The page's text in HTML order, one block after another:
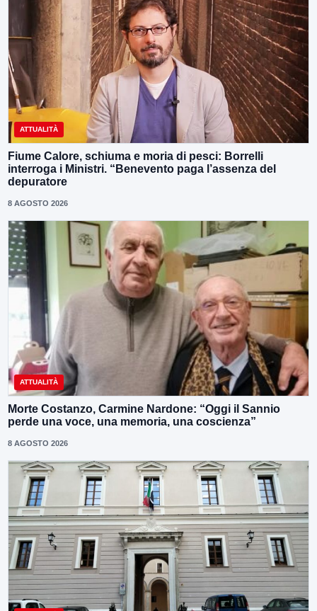
ATTUALITÀ
Fiume Calore, schiuma e moria di pesci: Borrelli
interroga i Ministri. “Benevento paga l’assenza del
depuratore
8 AGOSTO 2026
ATTUALITÀ
Morte Costanzo, Carmine Nardone: “Oggi il Sannio
perde una voce, una memoria, una coscienza”
8 AGOSTO 2026